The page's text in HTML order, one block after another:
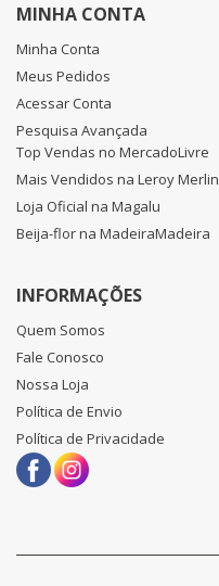
MINHA CONTA
Minha Conta
Meus Pedidos
Acessar Conta
Pesquisa Avançada
Top Vendas no MercadoLivre
Mais Vendidos na Leroy Merlin
Loja Oficial na Magalu
Beija-flor na MadeiraMadeira
INFORMAÇÕES
Quem Somos
Fale Conosco
Nossa Loja
Política de Envio
Política de Privacidade